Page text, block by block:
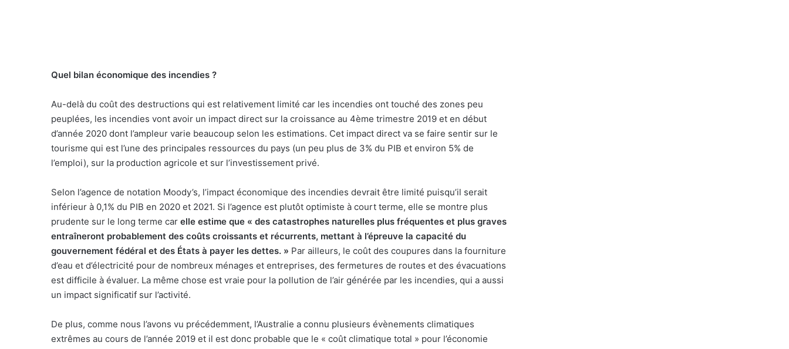
Quel bilan économique des incendies ?
Au-delà du coût des destructions qui est relativement limité car les incendies ont touché des zones peu
peuplées, les incendies vont avoir un impact direct sur la croissance au 4ème trimestre 2019 et en début
d’année 2020 dont l’ampleur varie beaucoup selon les estimations. Cet impact direct va se faire sentir sur le
tourisme qui est l’une des principales ressources du pays (un peu plus de 3% du PIB et environ 5% de
l’emploi), sur la production agricole et sur l’investissement privé.
Selon l’agence de notation Moody’s, l’impact économique des incendies devrait être limité puisqu’il serait
inférieur à 0,1% du PIB en 2020 et 2021. Si l’agence est plutôt optimiste à court terme, elle se montre plus
prudente sur le long terme car elle estime que « des catastrophes naturelles plus fréquentes et plus graves
entraîneront probablement des coûts croissants et récurrents, mettant à l’épreuve la capacité du
gouvernement fédéral et des États à payer les dettes. » Par ailleurs, le coût des coupures dans la fourniture
d’eau et d’électricité pour de nombreux ménages et entreprises, des fermetures de routes et des évacuations
est difficile à évaluer. La même chose est vraie pour la pollution de l’air générée par les incendies, qui a aussi
un impact significatif sur l’activité.
De plus, comme nous l’avons vu précédemment, l’Australie a connu plusieurs évènements climatiques
extrêmes au cours de l’année 2019 et il est donc probable que le « coût climatique total » pour l’économie